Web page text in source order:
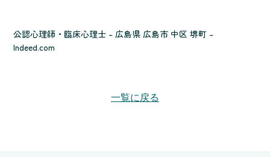
公認心理師・臨床心理士 – 広島県 広島市 中区 堺町 –
Indeed.com
一覧に戻る